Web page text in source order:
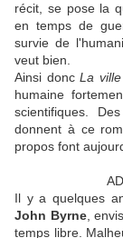
récit, se pose la
en temps de
survie de
veut bien.
Ainsi donc La
humaine
scientifiques.
donnent à ce
propos font
Il y a quelques
John Byrne,
temps libre.